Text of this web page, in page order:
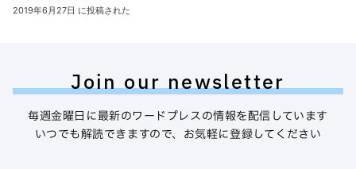
2019年6月27日 に投稿された
Join our newsletter
毎週金曜日に最新のワードプレスの情報を配信しています
いつでも解読できますので、お気軽に登録してください